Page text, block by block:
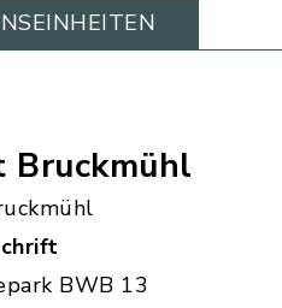
Bruckmühl
BWB 13